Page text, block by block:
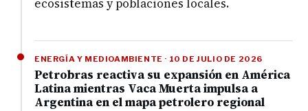
ecosistemas y poblaciones locales.
ENERGÍA Y MEDIOAMBIENTE · 10 DE JULIO DE 2026
Petrobras reactiva su expansión en América
Latina mientras Vaca Muerta impulsa a
Argentina en el mapa petrolero regional